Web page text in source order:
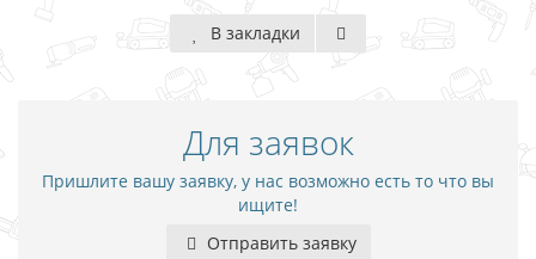
В закладки
Для заявок
Пришлите вашу заявку, у нас возможно есть то что вы
ищите!
Отправить заявку